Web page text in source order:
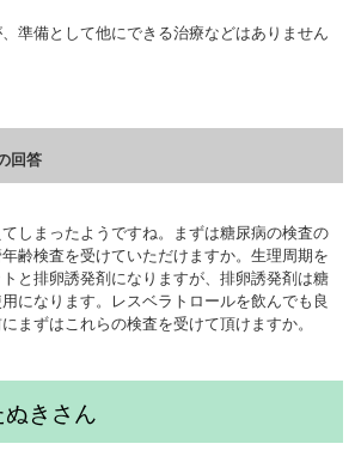
準備として他にできる治療などはありません
回答
しまったようですね。まずは糖尿病の検査の
齢検査を受けていただけますか。生理周期を
と排卵誘発剤になりますが、排卵誘発剤は糖
になります。レスベラトロールを飲んでも良
まずはこれらの検査を受けて頂けますか。
きさん